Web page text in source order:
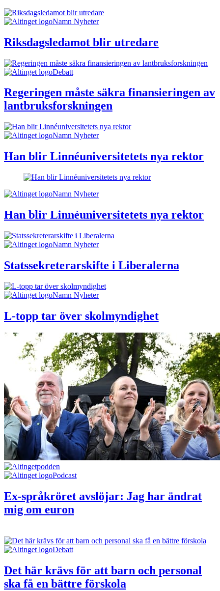
Namn Nyheter
Riksdagsledamot blir utredare
Debatt
Regeringen måste säkra finansieringen av
lantbruksforskningen
Namn Nyheter
Han blir Linnéuniversitetets nya rektor
Namn Nyheter
Han blir Linnéuniversitetets nya rektor
Namn Nyheter
Statssekreterarskifte i Liberalerna
Namn Nyheter
L-topp tar över skolmyndighet
Podcast
Ex-språkröret avslöjar: Jag har ändrat
mig om euron
Debatt
Det här krävs för att barn och personal
ska få en bättre förskola